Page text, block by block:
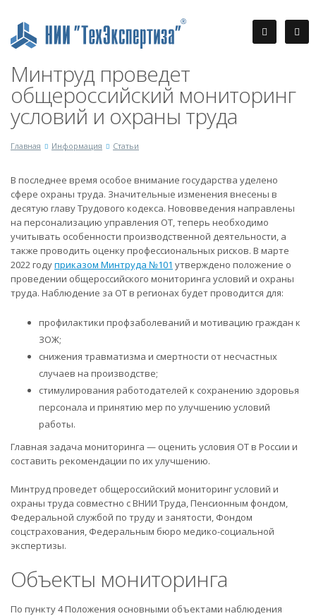
Минтруд проведет
общероссийский мониторинг
условий и охраны труда
Главная Информация Статьи
В последнее время особое внимание государства уделено
сфере охраны труда. Значительные изменения внесены в
десятую главу Трудового кодекса. Нововведения направлены
на персонализацию управления ОТ, теперь необходимо
учитывать особенности производственной деятельности, а
также проводить оценку профессиональных рисков. В марте
2022 годуприказом Минтруда №101 утверждено положение о
проведении общероссийского мониторинга условий и охраны
труда. Наблюдение за ОТ в регионах будет проводится для:
профилактики профзаболеваний и мотивацию граждан к
ЗОЖ;
снижения травматизма и смертности от несчастных
случаев на производстве;
стимулирования работодателей к сохранению здоровья
персонала и принятию мер по улучшению условий
работы.
Главная задача мониторинга — оценить условия ОТ в России и
составить рекомендации по их улучшению.
Минтруд проведет общероссийский мониторинг условий и
охраны труда совместно с ВНИИ Труда, Пенсионным фондом,
Федеральной службой по труду и занятости, Фондом
соцстрахования, Федеральным бюро медико-социальной
экспертизы.
Объекты мониторинга
По пункту 4 Положения основными объектами наблюдения